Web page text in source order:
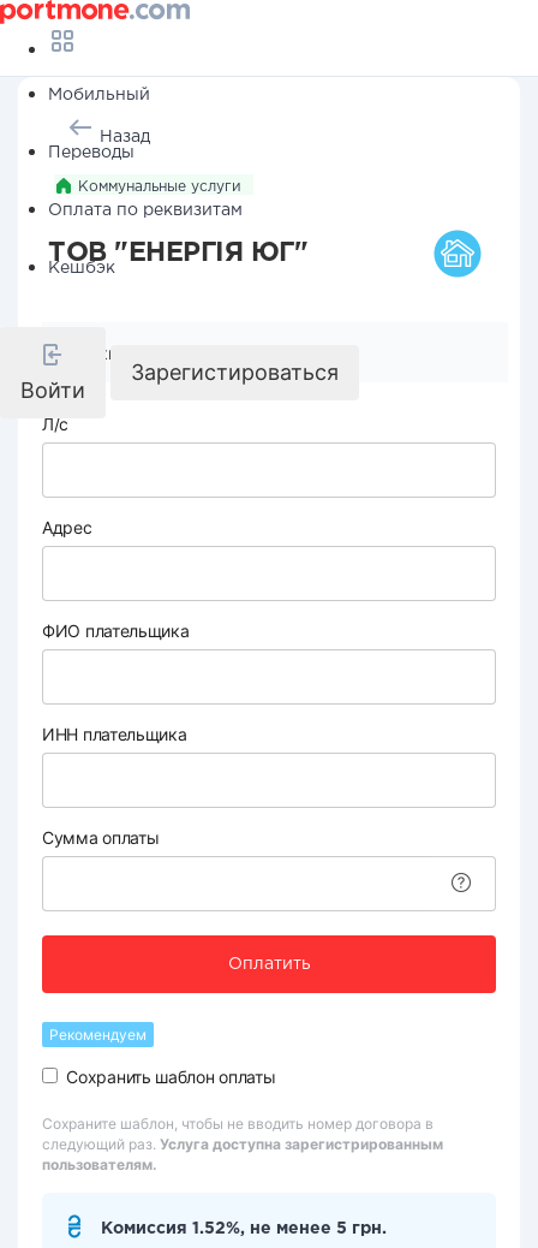
Мобильный
Переводы
Оплата по реквизитам
Кешбэк
Войти
Зарегистироваться
Назад
Коммунальные услуги
ТОВ "ЕНЕРГІЯ ЮГ"
Реквизиты компании
Л/с
Адрес
ФИО плательщика
ИНН плательщика
Сумма оплаты
Оплатить
Рекомендуем
Сохранить шаблон оплаты
Сохраните шаблон, чтобы не вводить номер договора в
следующий раз. Услуга доступна зарегистрированным
пользователям.
Комиссия 1.52%, не менее 5 грн.